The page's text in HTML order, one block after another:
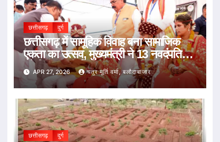
छत्तीसगढ़ दुर्ग
छत्तीसगढ़ में सामूहिक विवाह बना सामाजिक
एकता का उत्सव, मुख्यमंत्री ने 13 नवदंपतियों
को दिया आशीर्वाद
APR 27, 2026 चतुर मूर्ति वर्मा, बलौदाबाजार
छत्तीसगढ़ दुर्ग